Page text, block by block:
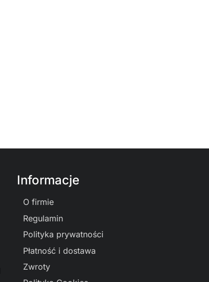
Informacje
O firmie
Regulamin
Polityka prywatności
Płatność i dostawa
Zwroty